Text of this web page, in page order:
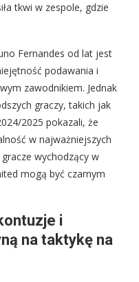
tkwi w zespole, gdzie
Fernandes od lat jest
podawania i
zawodnikiem. Jednak
graczy, takich jak
2025 pokazali, że
w najważniejszych
wychodzący w
mogą być czarnym
i
na taktykę na